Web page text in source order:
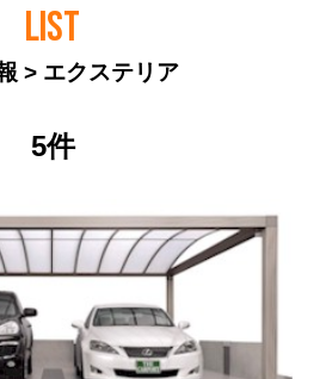
LIST
> エクステリア
5件